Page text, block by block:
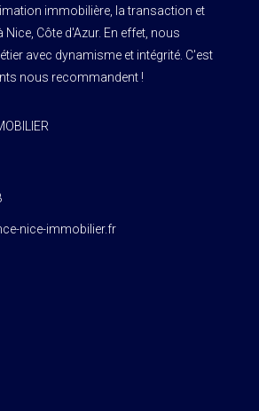
immobilière, la transaction et
Côte d'Azur. En effet, nous
avec dynamisme et intégrité. C'est
nous recommandent !
nice-immobilier.fr